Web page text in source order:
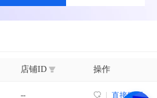
店铺ID 操作
-- 直接购买